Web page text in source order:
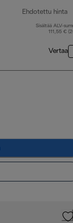
Ehdotettu hinta
Sisältää ALV-
111,55 €
Vertaa